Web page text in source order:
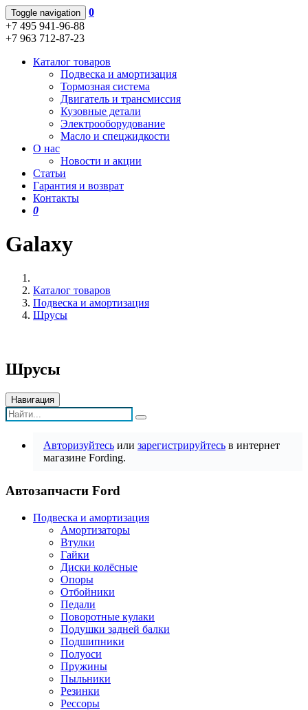
Toggle navigation
0
+7 495 941-96-88
+7 963 712-87-23
Каталог товаров
Подвеска и амортизация
Тормозная система
Двигатель и трансмиссия
Кузовные детали
Электрооборудование
Масло и спецжидкости
О нас
Новости и акции
Статьи
Гарантия и возврат
Контакты
0
Galaxy
Каталог товаров
Подвеска и амортизация
Шрусы
Шрусы
Навигация
Авторизуйтесь или зарегистрируйтесь в интернет
магазине Fording.
Автозапчасти Ford
Подвеска и амортизация
Амортизаторы
Втулки
Гайки
Диски колёсные
Опоры
Отбойники
Педали
Поворотные кулаки
Подушки задней балки
Подшипники
Полуоси
Пружины
Пыльники
Резинки
Рессоры